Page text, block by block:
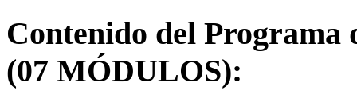
Contenido del Programa
(07 MÓDULOS):